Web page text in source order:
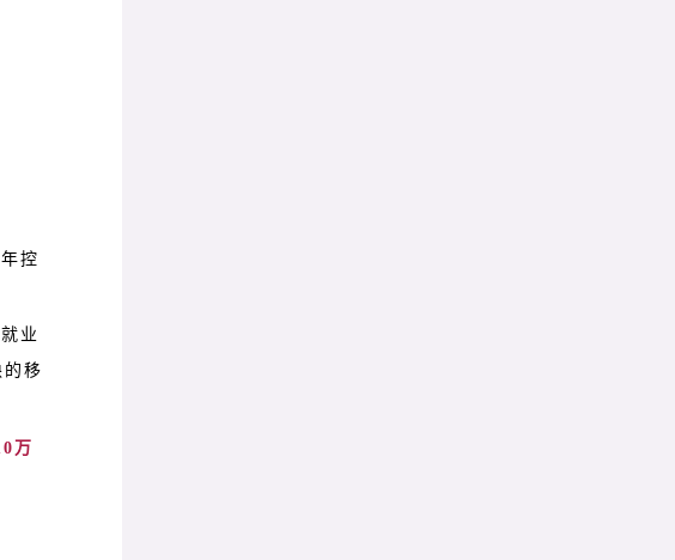
控
业
移
万